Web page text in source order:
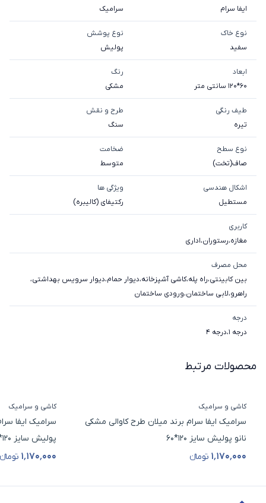
ایفا سرام
سرامیک
نوع خاک
سفيد
نوع پوشش
پولیش
ابعاد
60*120 سانتی متر
رنگ
مشکی
طیف رنگی
تیره
طرح و نقش
سنگ
نوع سطح
صاف(تخت)
ضخامت
متوسط
اشکال هندسی
مستطیل
ویژگی ها
رکتیفای (کالیبره)
کاربری
مغازه،رستوران،اداری
محل مصرف
بین کابینتی،راه پله،کاشی آشپزخانه،دیوار حمام،دیوار سرویس بهداشتی،
راهرو،لابی ساختمان،ورودی ساختمان
درجه
درجه 1 ،درجه 4
محصولات مرتبط
کاشی و سرامیک
سرامیک ایفا سرام برند میلان طرح کاوالی مشکی
نانو پولیش سایز 120*60
۱٬۱۷۰٬۰۰۰ تومانء
قیمت محصول
کاشی و سرامیک
سرامیک ایفا
پولیش سایز 120*60
۱٬۱۷۰٬۰۰۰ تومانء
قیمت محصول